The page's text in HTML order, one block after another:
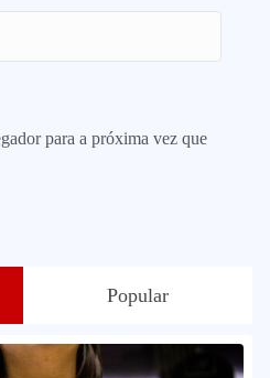
para a próxima vez que
Popular